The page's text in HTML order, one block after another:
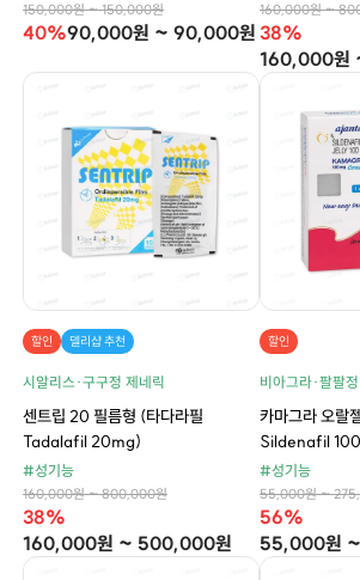
150,000원 ~ 150,000원
40%90,000원 ~ 90,000원
160,000원 ~
38%
160,000원
할인 델리샵 추천
시알리스·구구정 제네릭
센트립 20 필름형 (타다라필
Tadalafil 20mg)
#성기능
160,000원 ~ 800,000원
38%
160,000원 ~ 500,000원
할인
비아그라·팔팔
카마그라 오랄
Sildenafil
#성기능
55,000원 ~
56%
55,000원